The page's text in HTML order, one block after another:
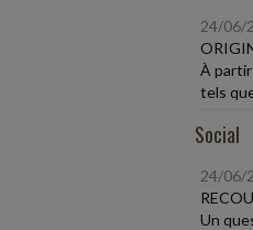
24/06/
À
tels
Social
24/06/
Un